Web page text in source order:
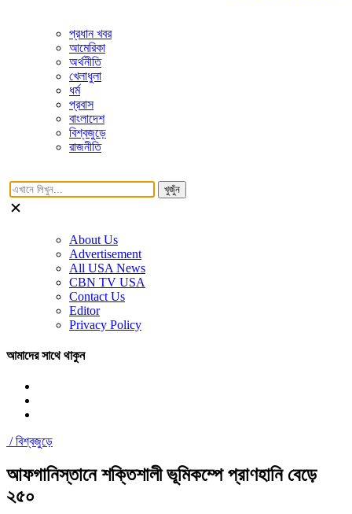
প্রধান খবর
আমেরিকা
অর্থনীতি
খেলাধুলা
ধর্ম
প্রবাস
বাংলাদেশ
বিশ্বজুড়ে
রাজনীতি
খুজুঁন
About Us
Advertisement
All USA News
CBN TV USA
Contact Us
Editor
Privacy Policy
আমাদের সাথে থাকুন
/বিশ্বজুড়ে
আফগানিস্তানে শক্তিশালী ভূমিকম্পে প্রাণহানি বেড়ে
২৫০